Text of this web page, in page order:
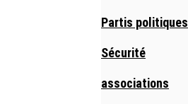
Partis politiques
Sécurité
associations